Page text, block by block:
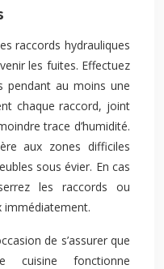
raccords hydrauliques
les fuites. Effectuez
pendant au moins une
chaque raccord, joint
trace d’humidité.
aux zones difficiles
sous évier. En cas
les raccords ou
immédiatement.
de s’assurer que
cuisine fonctionne